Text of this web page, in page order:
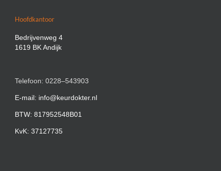
Hoofdkantoor
Bedrijvenweg 4
1619 BK Andijk
Telefoon: 0228–543903
E-mail: info@keurdokter.nl
BTW: 817952548B01
KvK: 37127735